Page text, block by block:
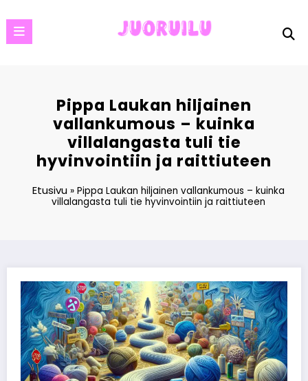
to
content
Pippa Laukan hiljainen
vallankumous – kuinka
villalangasta tuli tie
hyvinvointiin ja raittiuteen
Etusivu »Pippa Laukan hiljainen vallankumous – kuinka
villalangasta tuli tie hyvinvointiin ja raittiuteen